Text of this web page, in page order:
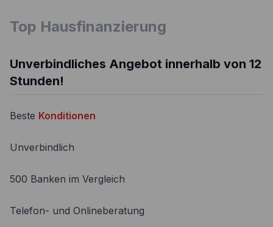
Top Hausfinanzierung
Unverbindliches Angebot innerhalb von 12
Stunden!
Beste Konditionen
Unverbindlich
500 Banken im Vergleich
Telefon- und Onlineberatung